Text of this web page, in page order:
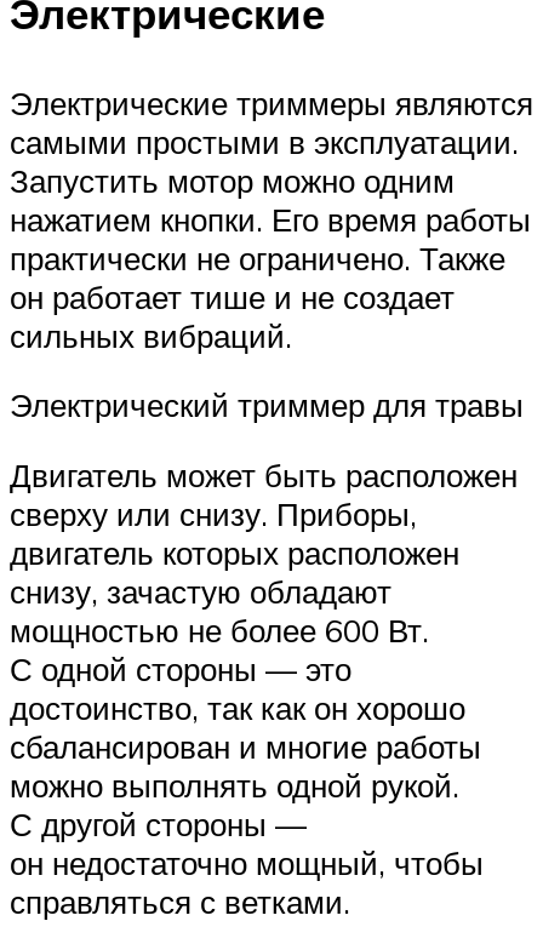
Электрические
Электрические триммеры являются
самыми простыми в эксплуатации.
Запустить мотор можно одним
нажатием кнопки. Его время работы
практически не ограничено. Также
он работает тише и не создает
сильных вибраций.
Электрический триммер для травы
Двигатель может быть расположен
сверху или снизу. Приборы,
двигатель которых расположен
снизу, зачастую обладают
мощностью не более 600 Вт.
С одной стороны — это
достоинство, так как он хорошо
сбалансирован и многие работы
можно выполнять одной рукой.
С другой стороны —
он недостаточно мощный, чтобы
справляться с ветками.